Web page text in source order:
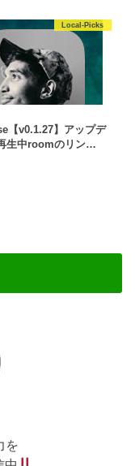
Local-Picks
【v0.1.27】アップデ
生中roomのリン…
を